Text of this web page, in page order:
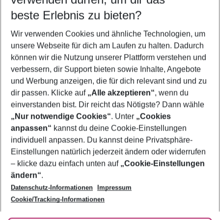
5-8 Nächte
2 Erwachsene Keine Kinder
Mehr Filter anzeigen
Footer
Footer navigation
Über uns
AGB
Bestpreisgarantie
Cookie-Einstellungen ändern
Cookie-Richtlinie
Agenturbetreuung
Barrierefreies Reisen
Folge uns
beste Erlebnis zu bieten?
Wir verwenden Cookies und ähnliche Technologien, um
unsere Webseite für dich am Laufen zu halten. Dadurch
können wir die Nutzung unserer Plattform verstehen und
verbessern, dir Support bieten sowie Inhalte, Angebote
und Werbung anzeigen, die für dich relevant sind und zu
dir passen. Klicke auf „Alle akzeptieren“, wenn du
einverstanden bist. Dir reicht das Nötigste? Dann wähle
„Nur notwendige Cookies“. Unter „Cookies
anpassen“ kannst du deine Cookie-Einstellungen
individuell anpassen. Du kannst deine Privatsphäre-
Einstellungen natürlich jederzeit ändern oder widerrufen
– klicke dazu einfach unten auf „Cookie-Einstellungen
ändern“.
Datenschutz-Informationen
Impressum
Cookie/Tracking-Informationen